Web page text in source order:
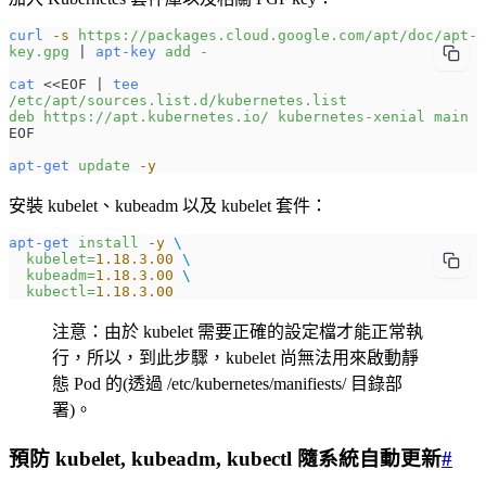
curl -s https://packages.cloud.google.com/apt/doc/apt-
key.gpg
apt-key add
-
cat <<EOF
tee
/etc/apt/sources.list.d/kubernetes.list
deb https://apt.kubernetes.io/ kubernetes-xenial main
EOF
apt-get update -y
安裝 kubelet、kubeadm 以及 kubelet 套件：
apt-get install -y \
  kubelet=
1.18.3.00 \
  kubeadm=
1.18.3.00 \
  kubectl=
1.18.3.00
注意：由於 kubelet 需要正確的設定檔才能正常執
行，所以，到此步驟，kubelet 尚無法用來啟動靜
態 Pod 的(透過 /etc/kubernetes/manifiests/ 目錄部
署)。
預防 kubelet, kubeadm, kubectl 隨系統自動更新#